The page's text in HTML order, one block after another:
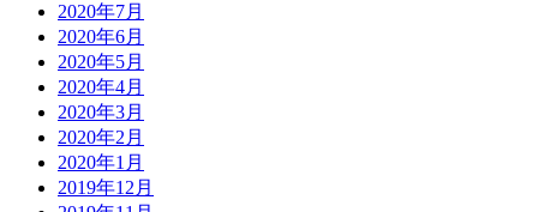
2020年7月
2020年6月
2020年5月
2020年4月
2020年3月
2020年2月
2020年1月
2019年12月